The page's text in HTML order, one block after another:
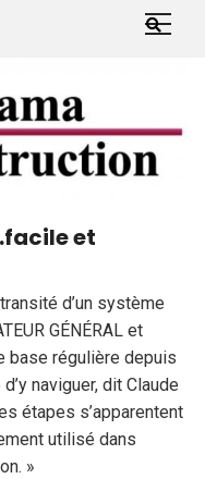
et
d’un système
GÉNÉRAL et
base régulière depuis
naviguer, dit Claude
étapes s’apparentent
utilisé dans
»